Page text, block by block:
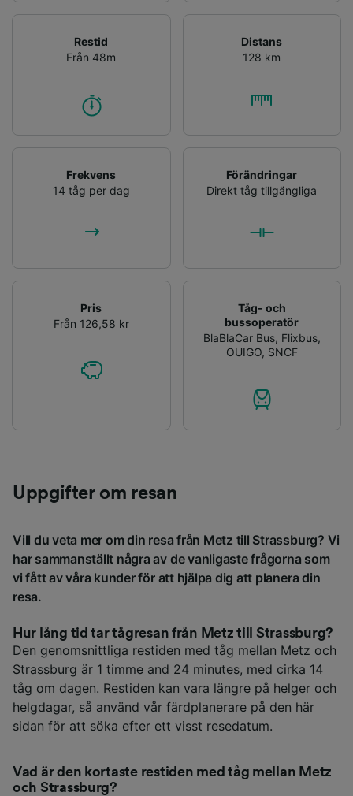
Restid
Från 48m
Distans
128 km
Frekvens
14 tåg per dag
Förändringar
Direkt tåg tillgängliga
Pris
Från 126,58 kr
Tåg- och
bussoperatör
BlaBlaCar Bus, Flixbus,
OUIGO, SNCF
Uppgifter om resan
Vill du veta mer om din resa från Metz till Strassburg? Vi
har sammanställt några av de vanligaste frågorna som
vi fått av våra kunder för att hjälpa dig att planera din
resa.
Hur lång tid tar tågresan från Metz till Strassburg?
Den genomsnittliga restiden med tåg mellan Metz och
Strassburg är 1 timme and 24 minutes, med cirka 14
tåg om dagen. Restiden kan vara längre på helger och
helgdagar, så använd vår färdplanerare på den här
sidan för att söka efter ett visst resedatum.
Vad är den kortaste restiden med tåg mellan Metz
och Strassburg?